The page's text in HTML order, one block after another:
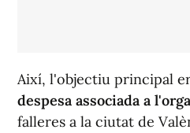
Així, l'objectiu principal
despesa associada a
falleres a la ciutat de